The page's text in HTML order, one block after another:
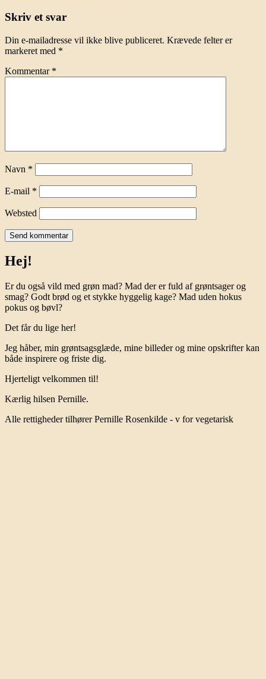
Skriv et svar
Din e-mailadresse vil ikke blive publiceret. Krævede felter er
markeret med *
Kommentar *
Navn *
E-mail *
Websted
Hej!
Er du også vild med grøn mad? Mad der er fuld af grøntsager og
smag? Godt brød og et stykke hyggelig kage? Mad uden hokus
pokus og bøvl?
Det får du lige her!
Jeg håber, min grøntsagsglæde, mine billeder og mine opskrifter kan
både inspirere og friste dig.
Hjerteligt velkommen til!
Kærlig hilsen Pernille.
Alle rettigheder tilhører Pernille Rosenkilde - v for vegetarisk